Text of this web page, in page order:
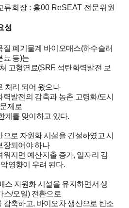
류회장 : 홍00 ReSEAT 전문위원
성
질 폐기물계 바이오매스(하수슬러
뇨 등)는
고형연료(SRF, 석탄화력발전 보
처리 되어 왔으나
력발전의 감축과 농촌 고령화/도시
제로
계를 맞이하고 있다.
로 자원화 시설을 건설하였고 시
장되어야 하나
워지면 예산지출 증가, 일자리 감
영향이 우려 된다.
스 자원화 시설을 유지하면서 생
스/오일) 전환으로
감축하고, 바이오차 생산으로 탄소